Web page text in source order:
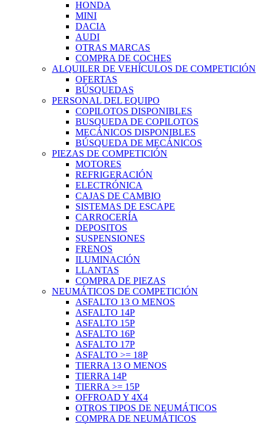
HONDA
MINI
DACIA
AUDI
OTRAS MARCAS
COMPRA DE COCHES
ALQUILER DE VEHÍCULOS DE COMPETICIÓN
OFERTAS
BÚSQUEDAS
PERSONAL DEL EQUIPO
COPILOTOS DISPONIBLES
BUSQUEDA DE COPILOTOS
MECÁNICOS DISPONIBLES
BÚSQUEDA DE MECÁNICOS
PIEZAS DE COMPETICIÓN
MOTORES
REFRIGERACIÓN
ELECTRÓNICA
CAJAS DE CAMBIO
SISTEMAS DE ESCAPE
CARROCERÍA
DEPOSITOS
SUSPENSIONES
FRENOS
ILUMINACIÓN
LLANTAS
COMPRA DE PIEZAS
NEUMÁTICOS DE COMPETICIÓN
ASFALTO 13 O MENOS
ASFALTO 14P
ASFALTO 15P
ASFALTO 16P
ASFALTO 17P
ASFALTO >= 18P
TIERRA 13 O MENOS
TIERRA 14P
TIERRA >= 15P
OFFROAD Y 4X4
OTROS TIPOS DE NEUMÁTICOS
COMPRA DE NEUMÁTICOS